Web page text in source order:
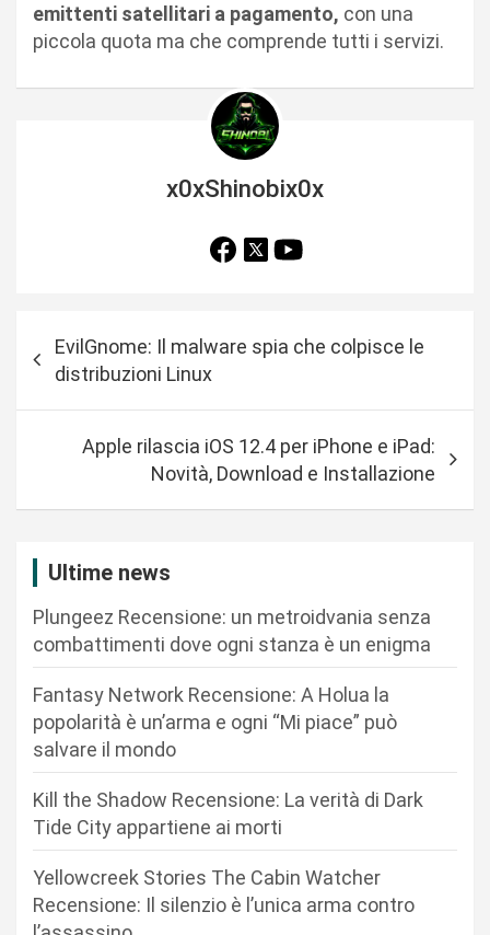
emittenti satellitari a pagamento, con una
piccola quota ma che comprende tutti i servizi.
x0xShinobix0x
a
EvilGnome: Il malware spia che colpisce le
distribuzioni Linux
Apple rilascia iOS 12.4 per iPhone e iPad:
Novità, Download e Installazione
Ultime news
Plungeez Recensione: un metroidvania senza
combattimenti dove ogni stanza è un enigma
Fantasy Network Recensione: A Holua la
popolarità è un’arma e ogni “Mi piace” può
salvare il mondo
Kill the Shadow Recensione: La verità di Dark
Tide City appartiene ai morti
Yellowcreek Stories The Cabin Watcher
Recensione: Il silenzio è l’unica arma contro